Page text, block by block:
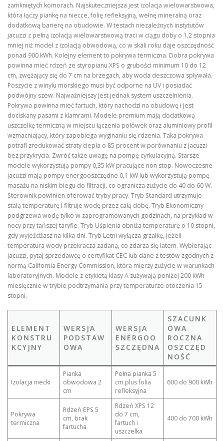
zamkniętych komorach. Najskuteczniejsza jest izolacja wielowarstwowa,
która łączy piankę na niecce, folię refleksyjną, wełnę mineralną oraz
dodatkową barierę na obudowie. W testach niezależnych instytutów
jacuzzi z pełną izolacją wielowarstwową traci w ciągu doby o 1,2 stopnia
mniej niż model z izolacją obwodową, co w skali roku daje oszczędność
ponad 900 kWh. Kolejny element to pokrywa termiczna. Dobra pokrywa
powinna mieć rdzeń ze styropianu XPS o grubości minimum 10 do 12
cm, zwężający się do 7 cm na brzegach, aby woda deszczowa spływała.
Poszycie z winylu morskiego musi być odporne na UV i posiadać
podwójny szew. Najważniejszy jest jednak system uszczelnienia.
Pokrywa powinna mieć fartuch, który nachodzi na obudowę i jest
dociskany pasami z klamrami. Modele premium mają dodatkową
uszczelkę termiczną w miejscu łączenia połówek oraz aluminiowy profil
wzmacniający, który zapobiega wyginaniu się rdzenia. Taka pokrywa
potrafi zredukować straty ciepła o 85 procent w porównaniu z jacuzzi
bez przykrycia. Zwróć także uwagę na pompę cyrkulacyjną. Starsze
modele wykorzystują pompy 0,35 kW pracujące non stop. Nowoczesne
jacuzzi mają pompy energooszczędne 0,1 kW lub wykorzystują pompę
masażu na niskim biegu do filtracji, co ogranicza zużycie do 40 do 60 W.
Sterownik powinien oferować tryby pracy. Tryb Standard utrzymuje
stałą temperaturę i filtruje wodę przez całą dobę. Tryb Ekonomiczny
podgrzewa wodę tylko w zaprogramowanych godzinach, na przykład w
nocy przy tańszej taryfie. Tryb Uśpienia obniża temperaturę o 10 stopni,
gdy wyjeżdżasz na kilka dni. Tryb Letni wyłącza grzałkę, jeżeli
temperatura wody przekracza zadaną, co zdarza się latem. Wybierając
jacuzzi, pytaj sprzedawcę o certyfikat CEC lub dane z testów zgodnych z
normą California Energy Commission, która mierzy zużycie w warunkach
laboratoryjnych. Modele z etykietą klasy A zużywają poniżej 200 kWh
miesięcznie w trybie podtrzymania przy temperaturze otoczenia 15
stopni.
ELEMENT
KONSTRU
KCYJNY
WERSJA
PODSTAW
OWA
WERSJA
ENERGOO
SZCZĘDNA
SZACUNK
OWA
ROCZNA
OSZCZĘD
NOŚĆ
Izolacja niecki
Pianka
obwodowa 2
cm
Pełna pianka 5
cm plus folia
refleksyjna
600 do 900 kWh
Pokrywa
termiczna
Rdzeń EPS 5
cm, brak
fartucha
Rdzeń XPS 12
do 7 cm,
fartuch i
uszczelka
400 do 700 kWh